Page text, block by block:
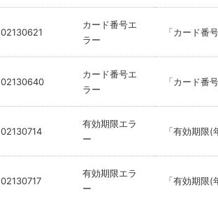
02130621
カード番号エ
ラー
「カード番
02130640
カード番号エ
ラー
「カード番
02130714
有効期限エラ
ー
「有効期限
02130717
有効期限エラ
ー
「有効期限